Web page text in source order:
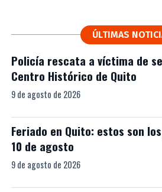
ÚLTIMAS
Policía rescata a víctima de
Centro Histórico de Quito
9 de agosto de 2026
Feriado en Quito: estos son
10 de agosto
9 de agosto de 2026